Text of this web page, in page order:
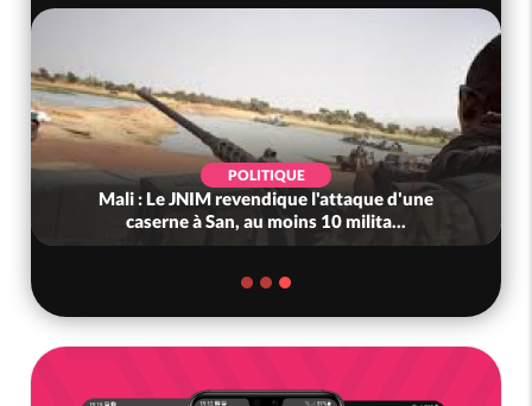
POLITIQUE
Mali : Le JNIM revendique l'attaque d'une
caserne à San, au moins 10 milita...